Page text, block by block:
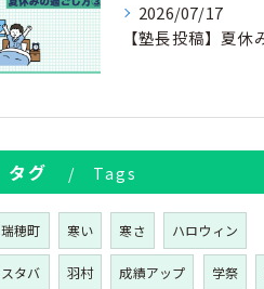
2026/07/17
タグ Tags
瑞穂町 寒い 寒さ ハロウィン
スタバ 羽村 成績アップ 学祭